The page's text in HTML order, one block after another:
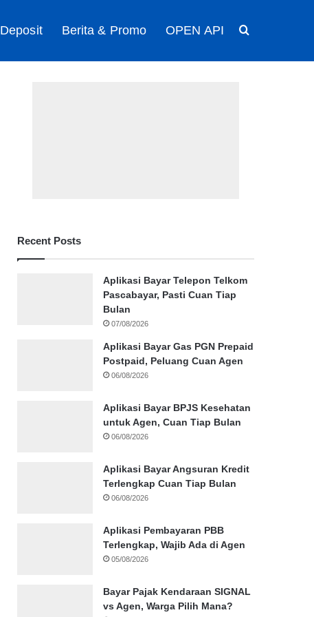
Deposit Berita & Promo OPEN API
Recent Posts
Aplikasi Bayar Telepon Telkom
Pascabayar, Pasti Cuan Tiap
Bulan
07/08/2026
Aplikasi Bayar Gas PGN Prepaid
Postpaid, Peluang Cuan Agen
06/08/2026
Aplikasi Bayar BPJS Kesehatan
untuk Agen, Cuan Tiap Bulan
06/08/2026
Aplikasi Bayar Angsuran Kredit
Terlengkap Cuan Tiap Bulan
06/08/2026
Aplikasi Pembayaran PBB
Terlengkap, Wajib Ada di Agen
05/08/2026
Bayar Pajak Kendaraan SIGNAL
vs Agen, Warga Pilih Mana?